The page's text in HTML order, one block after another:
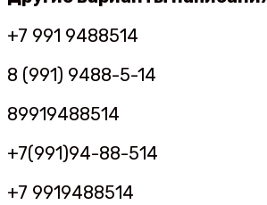
+7 991 9488514
8 (991) 9488-5-14
89919488514
+7(991)94-88-514
+7 9919488514